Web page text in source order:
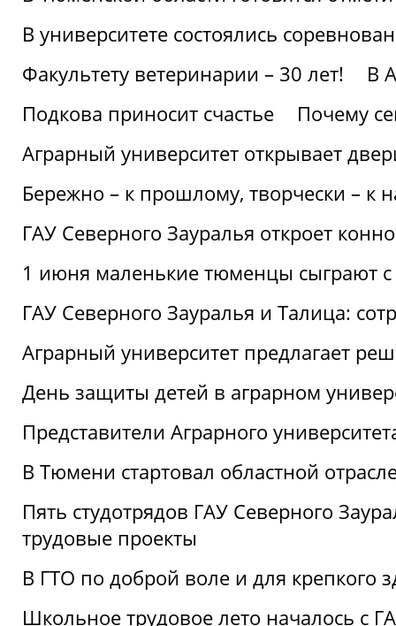
В университете состоялись
Факультету ветеринарии – 30 лет!
В
Подкова приносит счастье
Почему
Аграрный университет открывает
Бережно – к прошлому, творчески – к
ГАУ Северного Зауралья откроет
1 июня маленькие тюменцы сыграют с
ГАУ Северного Зауралья и Талица:
Аграрный университет предлагает
День защиты детей в аграрном
Представители Аграрного
В Тюмени стартовал областной
Пять студотрядов ГАУ Северного
трудовые проекты
В ГТО по доброй воле и для крепкого
Школьное трудовое лето началось с